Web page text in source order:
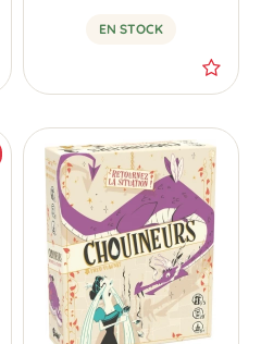
EN STOCK